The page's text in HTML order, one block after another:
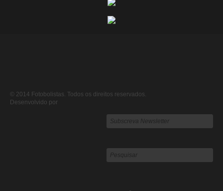
© 2014 Fotobolistas. Todos os direitos reservados.
Desenvolvido por